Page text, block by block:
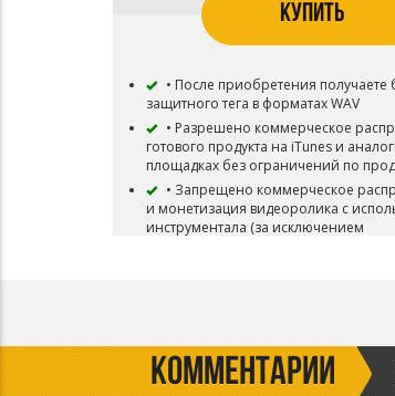
КУПИТЬ
• После приобретения получаете
защитного тега в форматах WAV
• Разрешено коммерческое
готового продукта на iTunes и
площадках без ограничений по
• Запрещено коммерческое
и монетизация видеоролика с
инструментала (за исключением
КОММЕНТАРИИ